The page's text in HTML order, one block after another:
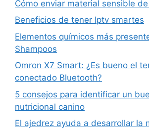
Cómo enviar material sensible
Beneficios de tener Iptv smartes
Elementos químicos más
Shampoos
Omron X7 Smart: ¿Es bueno el
conectado Bluetooth?
5 consejos para identificar un
nutricional canino
El ajedrez ayuda a desarrollar la